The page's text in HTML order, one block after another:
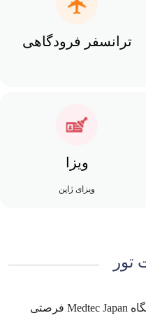
ترانسفر فرودگاهی
ویزا
ویزای ژاپن
تور
تورهای نمایشگاهیِ ۵ روزه به نمایشگاه Medtec Japan فرصتی